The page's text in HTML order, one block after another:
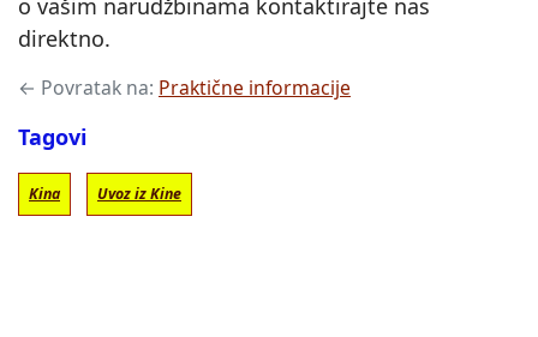
direktno.
← Povratak na: Praktične informacije
Tagovi
Kina Uvoz iz Kine